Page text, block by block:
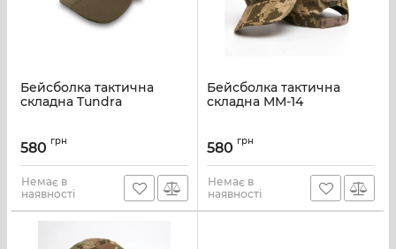
Бейсболка тактична
складна Tundra
580 грн
Немає в
наявності
Бейсболка тактична
складна MM-14
580 грн
Немає в
наявності